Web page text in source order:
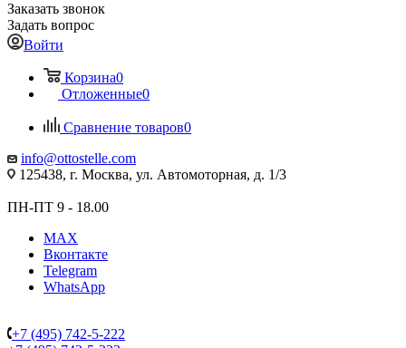
Заказать звонок
Задать вопрос
Войти
Корзина0
Отложенные0
Сравнение товаров0
info@ottostelle.com
125438, г. Москва, ул. Автомоторная, д. 1/3
ПН-ПТ 9 - 18.00
MAX
Вконтакте
Telegram
WhatsApp
+7 (495) 742-5-222